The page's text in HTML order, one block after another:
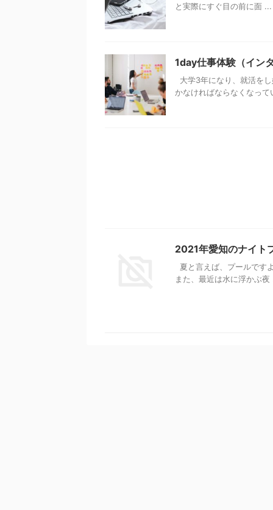
と実際にすぐ目の前に面 ...
1day仕事体験（イン
大学3年になり、就活を
かなければならなくなっ
2021年愛知のナイト
夏と言えば、プールです
また、最近は水に浮かぶ夜